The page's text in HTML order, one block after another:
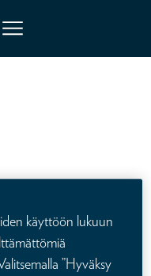
Vali
kko
2019
käyttöön lukuun
”Hyväksy